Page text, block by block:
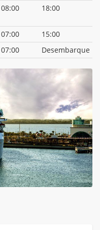
08:00 18:00
07:00
15:00
07:00 Desembarque